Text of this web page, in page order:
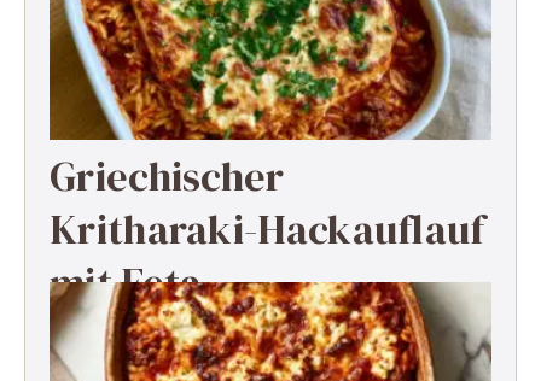
Griechischer
Kritharaki-Hackauflauf
mit Feta